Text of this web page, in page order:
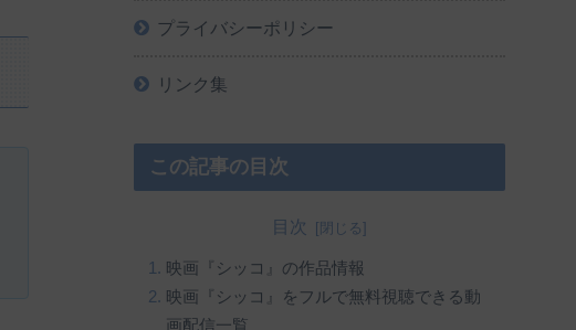
プライバシーポリシー
リンク集
この記事の目次
目次
映画『シッコ』の作品情報
映画『シッコ』をフルで無料視聴できる動
画配信一覧